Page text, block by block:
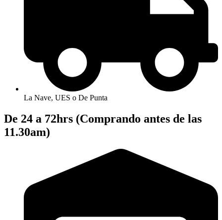
La Nave, UES o De Punta
De 24 a 72hrs (Comprando antes de las
11.30am)